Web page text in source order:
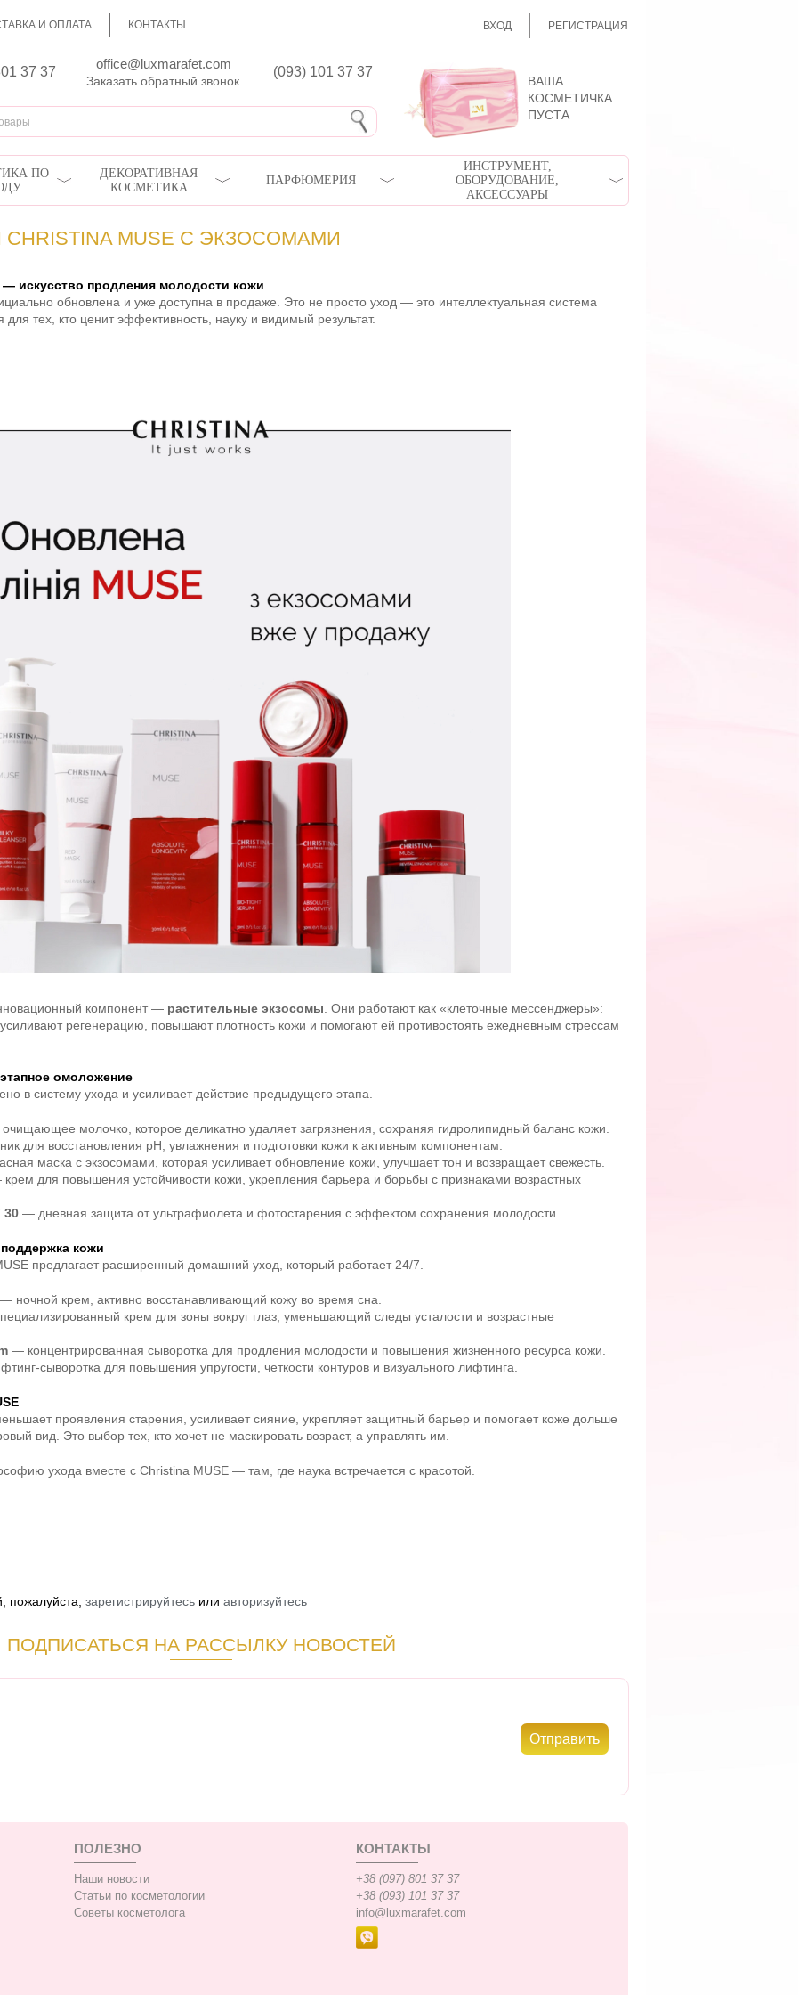
И ОПЛАТА КОНТАКТЫ ВХОД РЕГИСТРАЦИЯ
37 37
office@luxmarafet.com
(093) 101 37 37
Заказать обратный звонок
ВАША
КОСМЕТИЧКА
ПУСТА
ПО
ДЕКОРАТИВНАЯ
КОСМЕТИКА
ПАРФЮМЕРИЯ
ИНСТРУМЕНТ,
ОБОРУДОВАНИЕ,
АКСЕССУАРЫ
MUSE С ЭКЗОСОМАМИ
искусство продления молодости кожи
обновлена и уже доступна в продаже. Это не просто уход — это интеллектуальная система
тех, кто ценит эффективность, науку и видимый результат.
компонент — растительные экзосомы . Они работают как «клеточные мессенджеры»:
регенерацию, повышают плотность кожи и помогают ей противостоять ежедневным стрессам
омоложение
в систему ухода и усиливает действие предыдущего этапа.
молочко, которое деликатно удаляет загрязнения, сохраняя гидролипидный баланс кожи.
для восстановления pH, увлажнения и подготовки кожи к активным компонентам.
маска с экзосомами, которая усиливает обновление кожи, улучшает тон и возвращает свежесть.
для повышения устойчивости кожи, укрепления барьера и борьбы с признаками возрастных
30 — дневная защита от ультрафиолета и фотостарения с эффектом сохранения молодости.
кожи
предлагает расширенный домашний уход, который работает 24/7.
— ночной крем, активно восстанавливающий кожу во время сна.
крем для зоны вокруг глаз, уменьшающий следы усталости и возрастные
— концентрированная сыворотка для продления молодости и повышения жизненного ресурса кожи.
сыворотка для повышения упругости, четкости контуров и визуального лифтинга.
проявления старения, усиливает сияние, укрепляет защитный барьер и помогает коже дольше
вид. Это выбор тех, кто хочет не маскировать возраст, а управлять им.
ухода вместе с Christina MUSE — там, где наука встречается с красотой.
пожалуйста, зарегистрируйтесь или авторизуйтесь
ПОДПИСАТЬСЯ НА РАССЫЛКУ НОВОСТЕЙ
ПОЛЕЗНО
Наши новости
Статьи по косметологии
Советы косметолога
КОНТАКТЫ
+38 (097) 801 37 37
+38 (093) 101 37 37
info@luxmarafet.com